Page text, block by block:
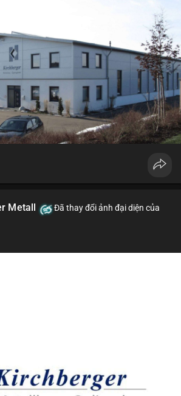
Metall
Đã thay đổi ảnh đại diện của